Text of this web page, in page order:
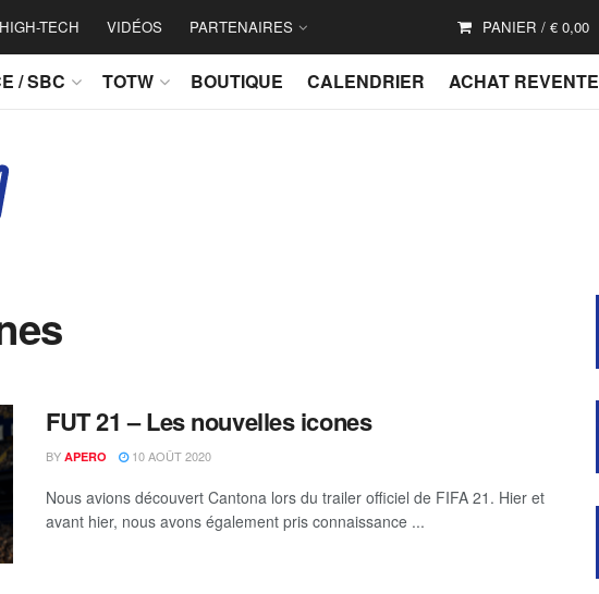
HIGH-TECH VIDÉOS PARTENAIRES PANIER / € 0,00
/ SBC TOTW BOUTIQUE CALENDRIER ACHAT REVENTE
FUT 21 – Les nouvelles icones
BY APERO 10 AOÛT 2020
Nous avions découvert Cantona lors du trailer officiel de FIFA 21. Hier et
avant hier, nous avons également pris connaissance ...